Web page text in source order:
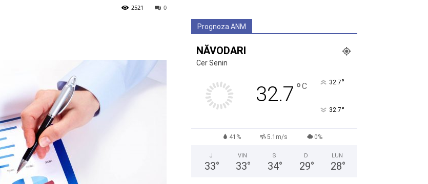
0
2521
Prognoza ANM
NĂVODARI
Cer Senin
32.7 °C 32.7°
32.7°
41% 5.1m/s 0%
J
33°
VIN
33°
S
34°
D
29°
LUN
28°